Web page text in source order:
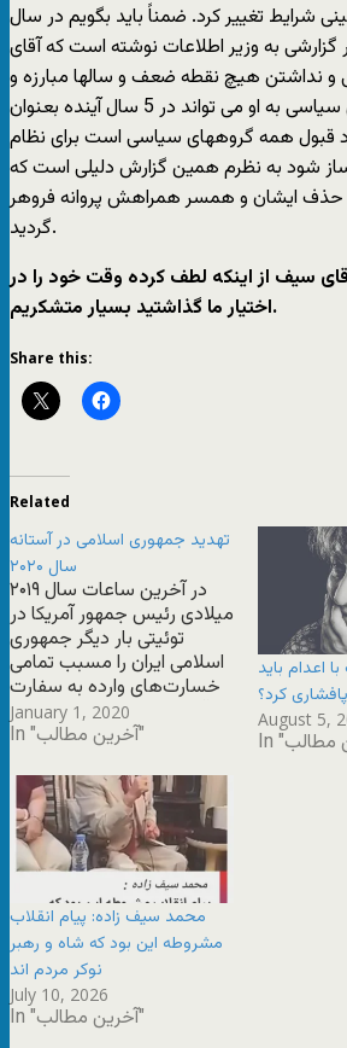
شرایط تغییر کرد. ضمناً باید بگویم در سال
در گزارشی به وزیر اطلاعات نوشته است که آقای
نداشتن هیچ نقطه ضعف و سالها مبارزه و
اقبال جوانان و نیروهای سیاسی به او می تواند در 5 سال آینده بعنوان
قبول همه گروههای سیاسی است برای نظام
شود به نظرم همین گزارش دلیلی است که
منجر به حذف ایشان و همسر همراهش پروانه فروهر
گردید.
سیف از اینکه لطف کرده وقت خود را در
اختیار ما گذاشتید بسیار متشکریم.
Share this:
Related
تهدید جمهوری اسلامی در آستانه
سال ۲۰۲۰
در آخرین ساعات سال ۲۰۱۹
میلادی رئیس جمهور آمریکا در
توئیتی بار دیگر جمهوری
اسلامی ایران را مسبب تمامی
خسارت‌های وارده به سفارت
آمریکا در عراق معرفی کرد و
نوشت که «ایران بهای سنگینی
January 1, 2020
In "آخرین مطالب"
اعدام باید
پافشاری کرد؟
August 5,
محمد سیف زاده: پیام انقلاب
مشروطه این بود که شاه و رهبر
نوکر مردم اند
July 10, 2026
In "آخرین مطالب"